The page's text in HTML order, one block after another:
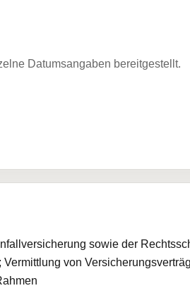
Datumsangaben bereitgestellt.
sowie der
von